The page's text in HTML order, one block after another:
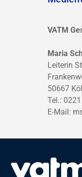
VATM
Maria
Leiterin
50667
Tel.:
E-Mail: